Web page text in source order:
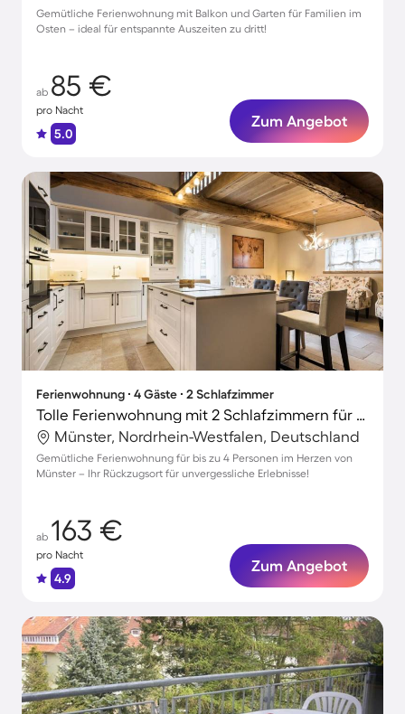
Gemütliche Ferienwohnung mit Balkon und Garten für Familien im
Osten – ideal für entspannte Auszeiten zu dritt!
ab 85 €
pro Nacht
5.0
Zum Angebot
Ferienwohnung ∙ 4 Gäste ∙ 2 Schlafzimmer
Tolle Ferienwohnung mit 2 Schlafzimmern für 4 Personen
Münster, Nordrhein-Westfalen, Deutschland
Gemütliche Ferienwohnung für bis zu 4 Personen im Herzen von
Münster – Ihr Rückzugsort für unvergessliche Erlebnisse!
ab 163 €
pro Nacht
4.9
Zum Angebot